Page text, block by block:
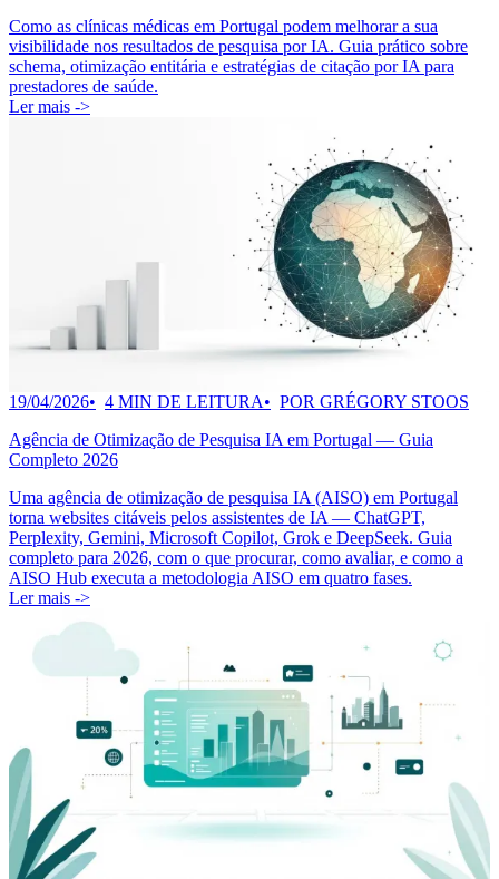
Como as clínicas médicas em Portugal podem melhorar a sua
visibilidade nos resultados de pesquisa por IA. Guia prático sobre
schema, otimização entitária e estratégias de citação por IA para
prestadores de saúde.
Ler mais ->
19/04/2026 4 MIN DE LEITURA
POR GRÉGORY STOOS
Agência de Otimização de Pesquisa IA em Portugal — Guia
Completo 2026
Uma agência de otimização de pesquisa IA (AISO) em Portugal
torna websites citáveis pelos assistentes de IA — ChatGPT,
Perplexity, Gemini, Microsoft Copilot, Grok e DeepSeek. Guia
completo para 2026, com o que procurar, como avaliar, e como a
AISO Hub executa a metodologia AISO em quatro fases.
Ler mais ->